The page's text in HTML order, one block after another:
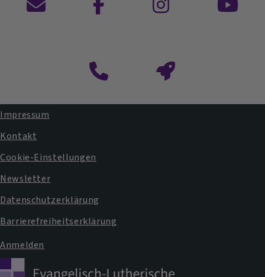
Kontaktformular
Fußbereichsmenü
Impressum
Kontakt
Cookie-Einstellungen
Newsletter
Datenschutzerklärung
Barrierefreiheitserklärung
Benutzermenü
Anmelden